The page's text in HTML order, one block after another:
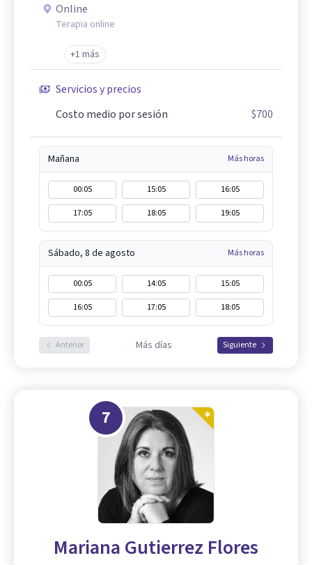
Online
Terapia online
+1 más
Servicios y precios
Costo medio por sesión
$700
Mañana Más horas
00:05 15:05
16:05
17:05
18:05 19:05
Sábado, 8 de agosto Más horas
00:05 14:05
15:05
16:05
17:05 18:05
Anterior Más días Siguiente
7
Mariana Gutierrez Flores